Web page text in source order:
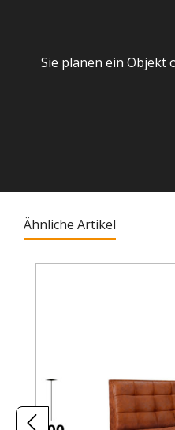
Sie planen ein Objekt
Ähnliche Artikel